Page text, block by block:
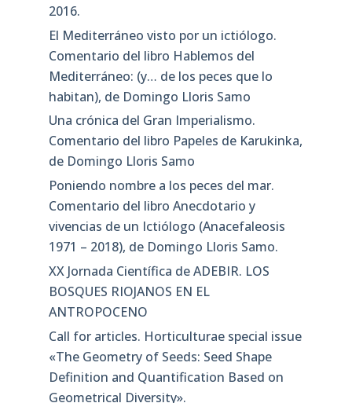
2016.
El Mediterráneo visto por un ictiólogo.
Comentario del libro Hablemos del
Mediterráneo: (y… de los peces que lo
habitan), de Domingo Lloris Samo
Una crónica del Gran Imperialismo.
Comentario del libro Papeles de Karukinka,
de Domingo Lloris Samo
Poniendo nombre a los peces del mar.
Comentario del libro Anecdotario y
vivencias de un Ictiólogo (Anacefaleosis
1971 – 2018), de Domingo Lloris Samo.
XX Jornada Científica de ADEBIR. LOS
BOSQUES RIOJANOS EN EL
ANTROPOCENO
Call for articles. Horticulturae special issue
«The Geometry of Seeds: Seed Shape
Definition and Quantification Based on
Geometrical Diversity»​.